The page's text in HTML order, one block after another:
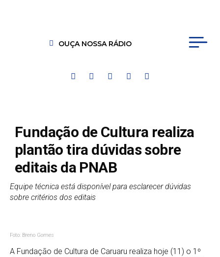
OUÇA NOSSA RÁDIO
Fundação de Cultura realiza
plantão tira dúvidas sobre
editais da PNAB
Equipe técnica está disponível para esclarecer dúvidas
sobre critérios dos editais
Foto: Breno Gomes
A Fundação de Cultura de Caruaru realiza hoje (11) o 1º